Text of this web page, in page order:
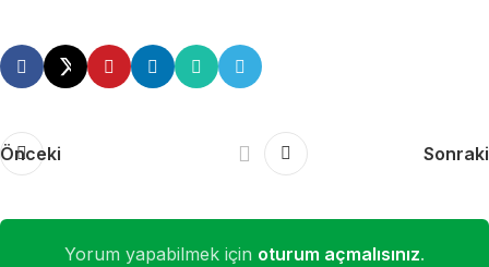
Önceki Sonraki
Yorum yapabilmek için oturum açmalısınız.